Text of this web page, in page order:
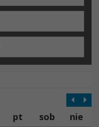
pt sob nie